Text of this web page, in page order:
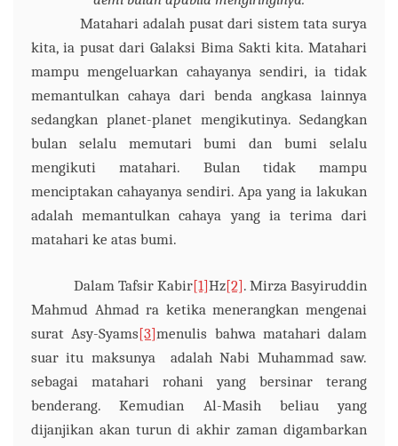
Matahari adalah pusat dari sistem tata surya
kita, ia pusat dari Galaksi Bima Sakti kita. Matahari
mampu mengeluarkan cahayanya sendiri, ia tidak
memantulkan cahaya dari benda angkasa lainnya
sedangkan planet-planet mengikutinya. Sedangkan
bulan selalu memutari bumi dan bumi selalu
mengikuti matahari. Bulan tidak mampu
menciptakan cahayanya sendiri. Apa yang ia lakukan
adalah memantulkan cahaya yang ia terima dari
matahari ke atas bumi.
Dalam Tafsir Kabir[1]Hz[2]. Mirza Basyiruddin
Mahmud Ahmad ra ketika menerangkan mengenai
surat Asy-Syams[3]menulis bahwa matahari dalam
suar itu maksunya adalah Nabi Muhammad saw.
sebagai matahari rohani yang bersinar terang
benderang.Kemudian Al-Masih beliau yang
dijanjikan akan turun di akhir zaman digambarkan